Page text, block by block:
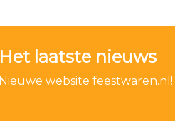
Het laatste nieuws
Nieuwe website feestwaren.nl!